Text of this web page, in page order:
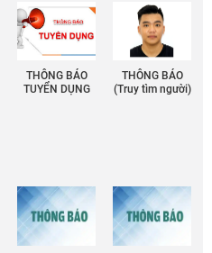
THÔNG BÁO
TUYỂN DỤNG
THÔNG BÁO
(Truy tìm người)